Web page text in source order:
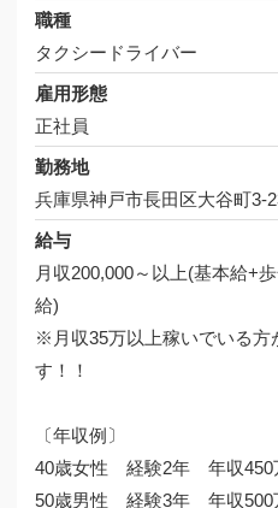
職種
タクシードライバー
雇用形態
正社員
勤務地
兵庫県神戸市長田区大谷町3-
給与
月収200,000～以上(基本給+
給)
※月収35万以上稼いでいる方
す！！
〔年収例〕
40歳女性 経験2年 年収450
50歳男性 経験3年 年収500